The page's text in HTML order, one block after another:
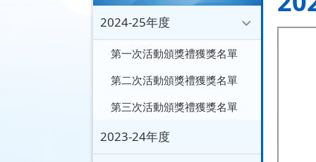
2024-25年度
第一次活動頒獎禮獲獎名單
第二次活動頒獎禮獲獎名單
第三次活動頒獎禮獲獎名單
2023-24年度